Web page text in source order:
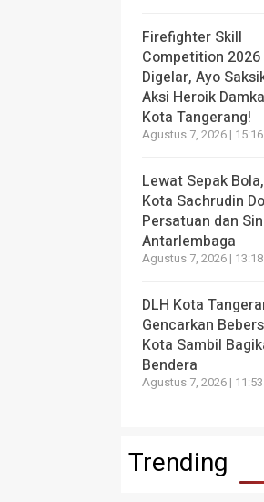
Firefighter Skill
Competition 2026
Digelar, Ayo
Aksi Heroik
Kota Tangerang!
Agustus 7, 2026 | 15:16
Lewat Sepak
Kota Sachrudin
Persatuan dan
Antarlembaga
Agustus 7, 2026 | 13:18
DLH Kota
Gencarkan
Kota Sambil
Bendera
Agustus 7, 2026 | 11:53
Trending